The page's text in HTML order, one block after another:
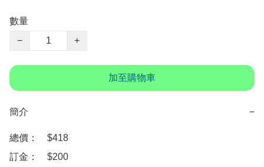
數量
−
+
加至購物車
簡介 −
總價：　$418
訂金：　$200